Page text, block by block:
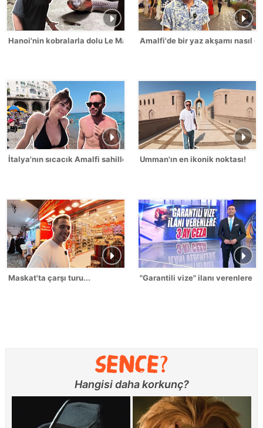
Hanoi'nin kobralarla dolu Le Mat Köyü!Amalfi'de bir yaz akşamı nasıl
İtalya'nın sıcacık Amalfi sahilleri... Umman'ın en ikonik noktası!
Maskat'ta çarşı turu... "Garantili vize" ilanı verenlere 3
Hangisi daha korkunç?